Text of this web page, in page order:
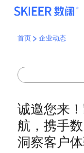
首页 企业动态
诚邀您来
航，携手
洞察客户